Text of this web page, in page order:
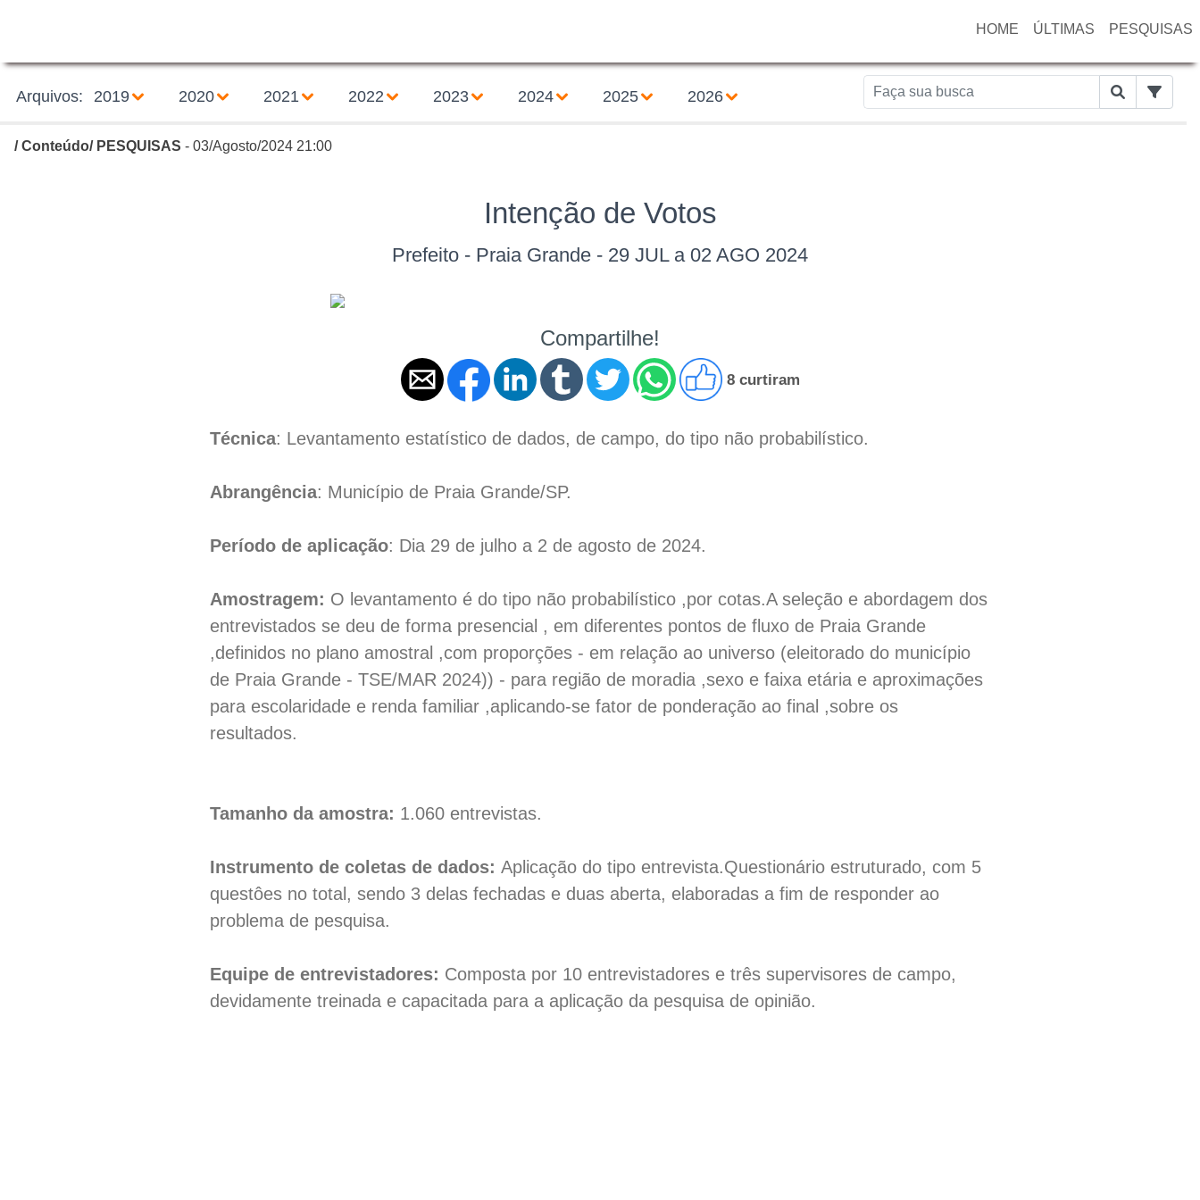
HOME ÚLTIMAS PESQUISAS
Arquivos: 2019 2020 2021 2022 2023 2024 2025 2026
/ Conteúdo/ PESQUISAS - 03/Agosto/2024 21:00
Intenção de Votos
Prefeito - Praia Grande - 29 JUL a 02 AGO 2024
Compartilhe!
8 curtiram
Técnica: Levantamento estatístico de dados, de campo, do tipo não probabilístico.
Abrangência: Município de Praia Grande/SP.
Período de aplicação: Dia 29 de julho a 2 de agosto de 2024.
Amostragem: O levantamento é do tipo não probabilístico ,por cotas.A seleção e abordagem dos
entrevistados se deu de forma presencial , em diferentes pontos de fluxo de Praia Grande
,definidos no plano amostral ,com proporções - em relação ao universo (eleitorado do município
de Praia Grande - TSE/MAR 2024)) - para região de moradia ,sexo e faixa etária e aproximações
para escolaridade e renda familiar ,aplicando-se fator de ponderação ao final ,sobre os
resultados.
Tamanho da amostra: 1.060 entrevistas.
Instrumento de coletas de dados: Aplicação do tipo entrevista.Questionário estruturado, com 5
questôes no total, sendo 3 delas fechadas e duas aberta, elaboradas a fim de responder ao
problema de pesquisa.
Equipe de entrevistadores: Composta por 10 entrevistadores e três supervisores de campo,
devidamente treinada e capacitada para a aplicação da pesquisa de opinião.